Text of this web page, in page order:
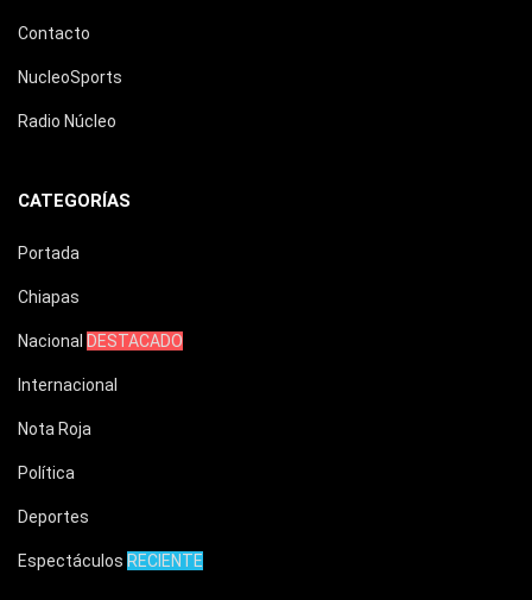
Contacto
NucleoSports
Radio Núcleo
CATEGORÍAS
Portada
Chiapas
Nacional DESTACADO
Internacional
Nota Roja
Política
Deportes
Espectáculos RECIENTE